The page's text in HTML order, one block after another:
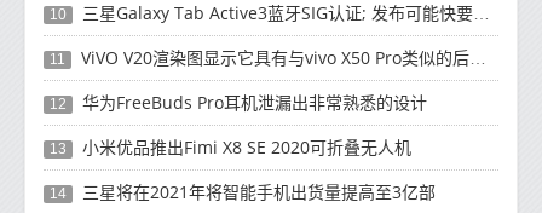
10 三星Galaxy Tab Active3蓝牙SIG认证; 发布可能快要结束了
11 ViVO V20渲染图显示它具有与vivo X50 Pro类似的后部设计
12 华为FreeBuds Pro耳机泄漏出非常熟悉的设计
13 小米优品推出Fimi X8 SE 2020可折叠无人机
14 三星将在2021年将智能手机出货量提高至3亿部